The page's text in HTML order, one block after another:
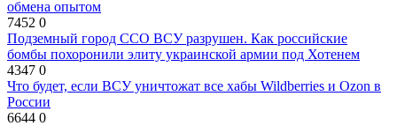
обмена опытом
7452 0
Подземный город ССО ВСУ разрушен. Как российские
бомбы похоронили элиту украинской армии под Хотенем
4347 0
Что будет, если ВСУ уничтожат все хабы Wildberries и Ozon в
России
6644 0